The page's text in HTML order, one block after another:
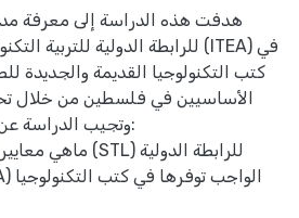
هدفت هذه الدراسة إلى معرفة مدى
كتب التكنولوجيا القديمة
الأساسيين في فلسطين من خلال
وتجيب الدراسة عن